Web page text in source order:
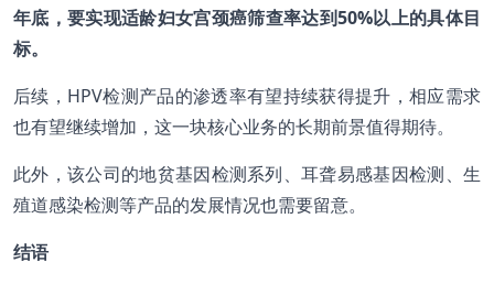
年底，要实现适龄妇女宫颈癌筛查率达到50%以上的具体目
标。
后续，HPV检测产品的渗透率有望持续获得提升，相应需求
也有望继续增加，这一块核心业务的长期前景值得期待。
此外，该公司的地贫基因检测系列、耳聋易感基因检测、生
殖道感染检测等产品的发展情况也需要留意。
结语